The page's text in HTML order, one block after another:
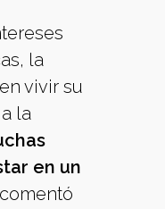
la
vivir su
la
en un